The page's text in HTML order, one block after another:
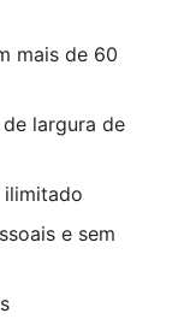
mais de 60
largura de
ilimitado
e sem